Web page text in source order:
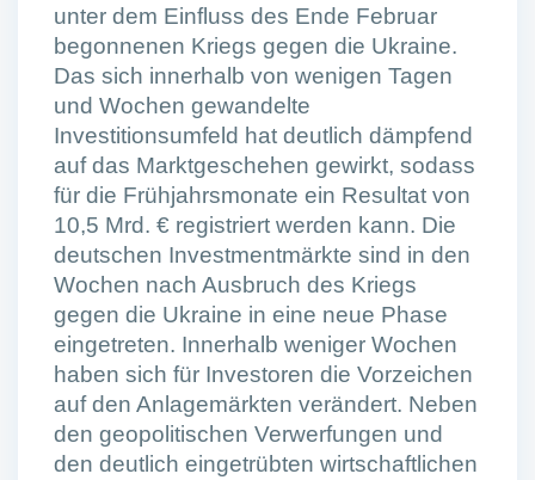
unter dem Einfluss des Ende Februar
begonnenen Kriegs gegen die Ukraine.
Das sich innerhalb von wenigen Tagen
und Wochen gewandelte
Investitionsumfeld hat deutlich dämpfend
auf das Marktgeschehen gewirkt, sodass
für die Frühjahrsmonate ein Resultat von
10,5 Mrd. € registriert werden kann. Die
deutschen Investmentmärkte sind in den
Wochen nach Ausbruch des Kriegs
gegen die Ukraine in eine neue Phase
eingetreten. Innerhalb weniger Wochen
haben sich für Investoren die Vorzeichen
auf den Anlagemärkten verändert. Neben
den geopolitischen Verwerfungen und
den deutlich eingetrübten wirtschaftlichen